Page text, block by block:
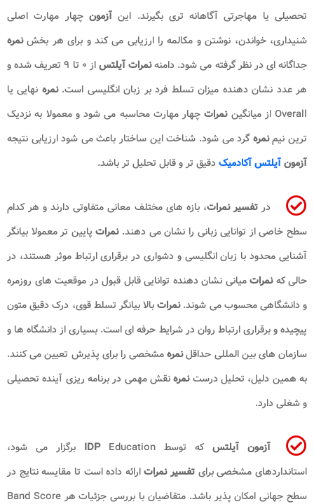
تحصیلی یا مهاجرتی آگاهانه تری بگیرند. اینآزمونچهار مهارت اصلی
شنیداری، خواندن، نوشتن و مکالمه را ارزیابی می کند و برای هر بخشنمره
جداگانه ای در نظر گرفته می شود. دامنهنمرات آیلتس
از ۰ تا ۹ تعریف شده و
هر عدد نشان دهنده میزان تسلط فرد بر زبان انگلیسی است.نمره نهایی یا
Overall از میانگین
نمرات چهار مهارت محاسبه می شود و معمولا به نزدیک
ترین نیمنمرهگرد می شود. شناخت این ساختار باعث می شود ارزیابی نتیجه
آزمونآیلتس آکادمیکدقیق تر و قابل تحلیل تر باشد.
درتفسیر نمرات، بازه های مختلف معانی متفاوتی دارند و هر کدام
سطح خاصی از توانایی زبانی را نشان می دهند.نمرات پایین تر معمولا بیانگر
آشنایی محدود با زبان انگلیسی و دشواری در برقراری ارتباط موثر هستند، در
حالی کهنمراتمیانی نشان دهنده توانایی قابل قبول در موقعیت های روزمره
و دانشگاهی محسوب می شوند.نمراتبالا بیانگر تسلط قوی، درک دقیق متون
پیچیده و برقراری ارتباط روان در شرایط حرفه ای است. بسیاری از دانشگاه ها و
سازمان های بین المللی حداقلنمرهمشخصی را برای پذیرش تعیین می کنند.
به همین دلیل، تحلیل درستنمرهنقش مهمی در برنامه ریزی آینده تحصیلی
و شغلی دارد.
آزمون آیلتسکه توسط IDP Education برگزار می شود،
استانداردهای مشخصی برای تفسیر نمراتارائه داده است تا مقایسه نتایج در
سطح جهانی امکان پذیر باشد. متقاضیان با بررسی جزئیات هر Band Score